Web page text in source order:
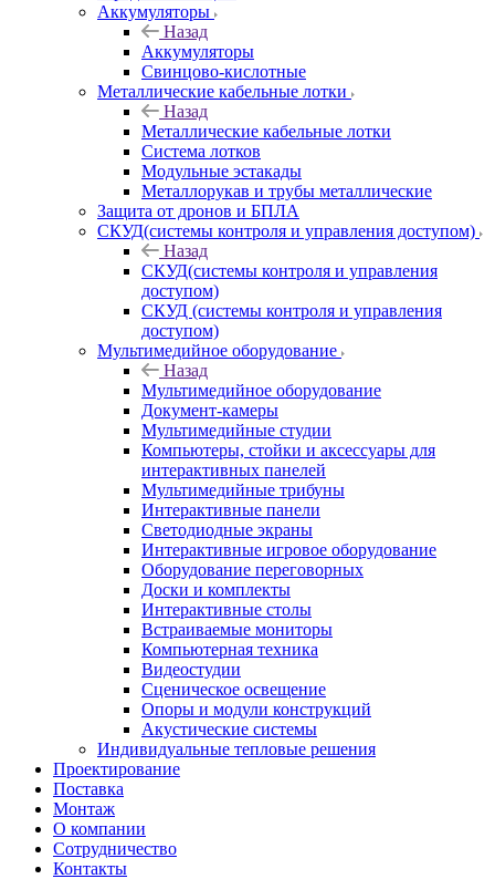
Аккумуляторы
Назад
Аккумуляторы
Свинцово-кислотные
Металлические кабельные лотки
Назад
Металлические кабельные лотки
Система лотков
Модульные эстакады
Металлорукав и трубы металлические
Защита от дронов и БПЛА
СКУД(системы контроля и управления доступом)
Назад
СКУД(системы контроля и управления
доступом)
СКУД (системы контроля и управления
доступом)
Мультимедийное оборудование
Назад
Мультимедийное оборудование
Документ-камеры
Мультимедийные студии
Компьютеры, стойки и аксессуары для
интерактивных панелей
Мультимедийные трибуны
Интерактивные панели
Светодиодные экраны
Интерактивные игровое оборудование
Оборудование переговорных
Доски и комплекты
Интерактивные столы
Встраиваемые мониторы
Компьютерная техника
Видеостудии
Cценическое освещение
Опоры и модули конструкций
Акустические системы
Индивидуальные тепловые решения
Проектирование
Поставка
Монтаж
О компании
Сотрудничество
Контакты